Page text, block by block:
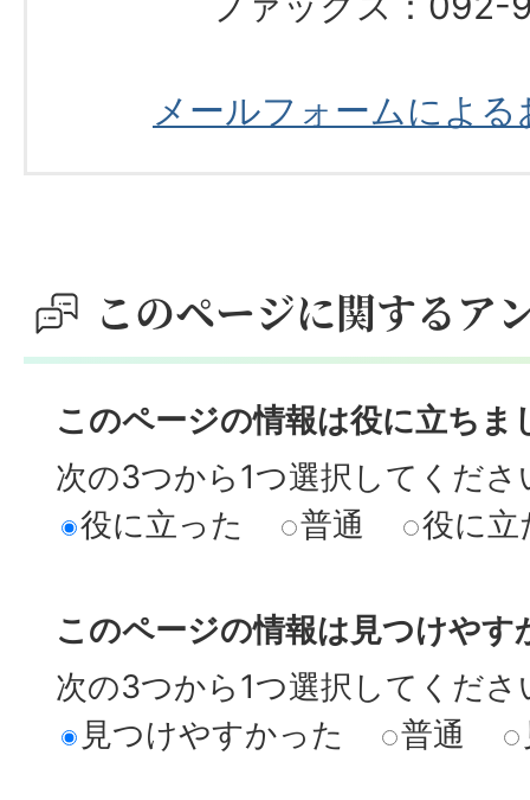
メールフォームによ
このページに関するア
このページの情報は役に立ちま
次の3つから1つ選択してくださ
役に立った
普通 役に立
このページの情報は見つけやす
次の3つから1つ選択してくださ
見つけやすかった
普通